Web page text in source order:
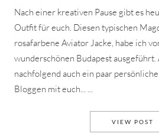
Nach einer kreativen Pause gibt es
Outfit für euch. Diesen typischen
rosafarbene Aviator Jacke, habe ich
wunderschönen Budapest
nachfolgend auch ein paar
Bloggen mit euch... ...
VIEW POST